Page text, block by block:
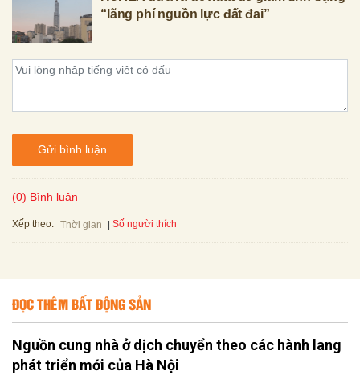
“lãng phí nguồn lực đất đai”
Gửi bình luận
(0) Bình luận
Xếp theo: Thời gian Số người thích
ĐỌC THÊM BẤT ĐỘNG SẢN
Nguồn cung nhà ở dịch chuyển theo các hành lang
phát triển mới của Hà Nội